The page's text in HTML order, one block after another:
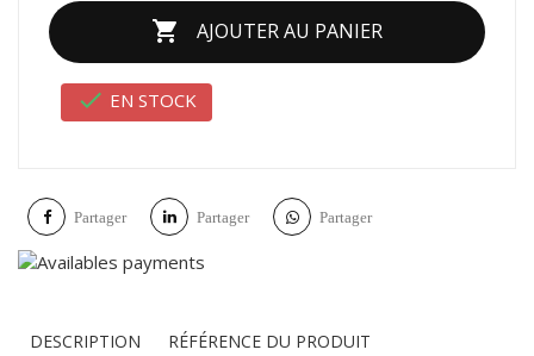
 AJOUTER AU PANIER
 EN STOCK
Partager Partager Partager
DESCRIPTION RÉFÉRENCE DU PRODUIT